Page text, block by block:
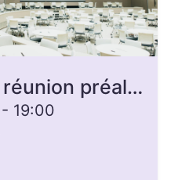
Éduc'Pop - réunion préalable à la formation d'animateurice
- 19:00